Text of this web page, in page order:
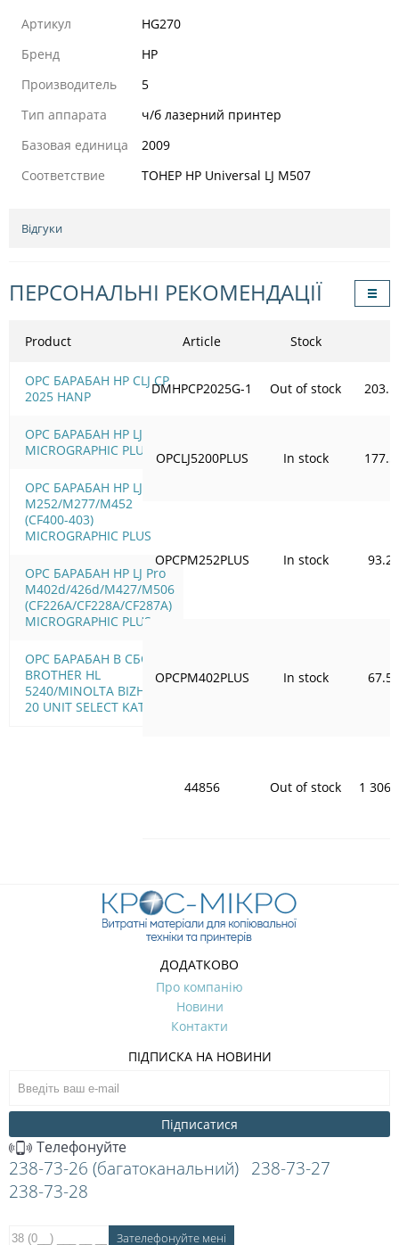
Артикул
HG270
Бренд
HP
Производитель
5
Тип аппарата
ч/б лазерний принтер
Базовая единица
2009
Соответствие
ТОНЕР HP Universal LJ M507
Відгуки
ПЕРСОНАЛЬНІ РЕКОМЕНДАЦІЇ
Product
OPC БАРАБАН HP CLJ CP
2025 HANP
OPC БАРАБАН HP LJ 5200
MICROGRAPHIC PLUS
OPC БАРАБАН HP LJ Pro
M252/M277/M452
(CF400-403)
MICROGRAPHIC PLUS
OPC БАРАБАН HP LJ Pro
M402d/426d/M427/M506
(CF226A/CF228A/CF287A)
MICROGRAPHIC PLUS
OPC БАРАБАН В СБОРЕ
BROTHER HL
5240/MINOLTA BIZHUB
20 UNIT SELECT KATUN
Article Stock
DMHPCP2025G-1 Out of stock
OPCLJ5200PLUS In stock
OPCPM252PLUS In stock 93.25
OPCPM402PLUS In stock 67.58
44856 Out of stock 1
ДОДАТКОВО
Про компанію
Новини
Контакти
ПІДПИСКА НА НОВИНИ
Підписатися
Телефонуйте
238-73-26 (багатоканальний) 238-73-27
238-73-28